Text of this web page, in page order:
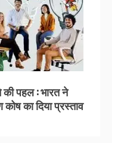
की पहल : भारत ने
का दिया प्रस्ताव